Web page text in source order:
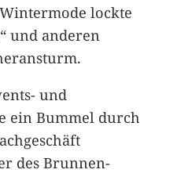
lockte
und anderen
und
ein Bummel durch
des Brunnen-